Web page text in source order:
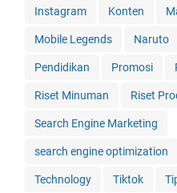
Instagram Konten
Mobile Legends Naruto
Pendidikan Promosi
Riset Minuman Riset
Search Engine Marketing
search engine optimization
Technology Tiktok